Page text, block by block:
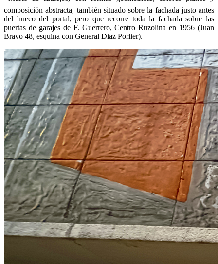
composición abstracta, también situado sobre la fachada justo antes
del hueco del portal, pero que recorre toda la fachada sobre las
puertas de garajes de F. Guerrero, Centro Ruzolina en 1956 (Juan
Bravo 48, esquina con General Diaz Porlier).